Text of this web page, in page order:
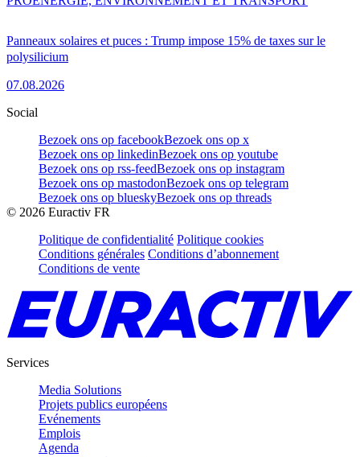
Panneaux solaires et puces : Trump impose 15% de taxes sur le
polysilicium
07.08.2026
Social
Bezoek ons op facebookBezoek ons op x
Bezoek ons op linkedinBezoek ons op youtube
Bezoek ons op rss-feedBezoek ons op instagram
Bezoek ons op mastodonBezoek ons op telegram
Bezoek ons op blueskyBezoek ons op threads
© 2026 Euractiv FR
Politique de confidentialité Politique cookies
Conditions générales Conditions d’abonnement
Conditions de vente
Services
Media Solutions
Projets publics européens
Evénements
Emplois
Agenda